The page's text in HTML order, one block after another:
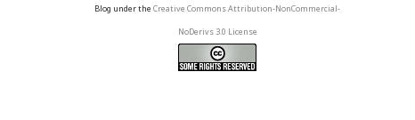
Blog under the Creative Commons Attribution-NonCommercial-
NoDerivs 3.0 License